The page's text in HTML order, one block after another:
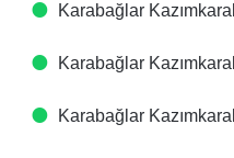
Karabağlar
Karabağlar
Karabağlar